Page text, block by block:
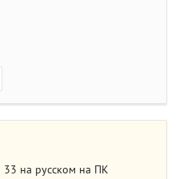
на русском на ПК